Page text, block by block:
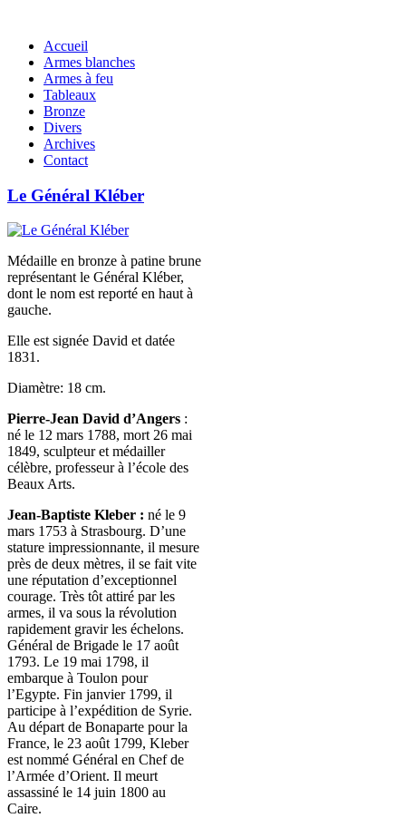
Accueil
Armes blanches
Armes à feu
Tableaux
Bronze
Divers
Archives
Contact
Le Général Kléber
Médaille en bronze à patine brune
représentant le Général Kléber,
dont le nom est reporté en haut à
gauche.
Elle est signée David et datée
1831.
Diamètre: 18 cm.
Pierre-Jean David d’Angers :
né le 12 mars 1788, mort 26 mai
1849, sculpteur et médailler
célèbre, professeur à l’école des
Beaux Arts.
Jean-Baptiste Kleber : né le 9
mars 1753 à Strasbourg. D’une
stature impressionnante, il mesure
près de deux mètres, il se fait vite
une réputation d’exceptionnel
courage. Très tôt attiré par les
armes, il va sous la révolution
rapidement gravir les échelons.
Général de Brigade le 17 août
1793. Le 19 mai 1798, il
embarque à Toulon pour
l’Egypte. Fin janvier 1799, il
participe à l’expédition de Syrie.
Au départ de Bonaparte pour la
France, le 23 août 1799, Kleber
est nommé Général en Chef de
l’Armée d’Orient. Il meurt
assassiné le 14 juin 1800 au
Caire.